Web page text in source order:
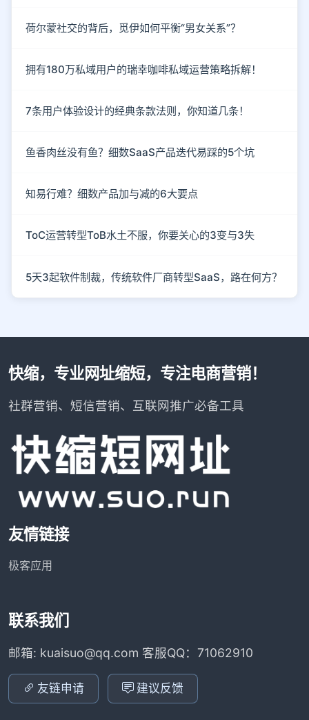
荷尔蒙社交的背后，觅伊如何平衡“男女关系”？
拥有180万私域用户的瑞幸咖啡私域运营策略拆解！
7条用户体验设计的经典条款法则，你知道几条！
鱼香肉丝没有鱼？细数SaaS产品迭代易踩的5个坑
知易行难？细数产品加与减的6大要点
ToC运营转型ToB水土不服，你要关心的3变与3失
5天3起软件制裁，传统软件厂商转型SaaS，路在何方？
快缩，专业网址缩短，专注电商营销！
社群营销、短信营销、互联网推广必备工具
友情链接
极客应用
联系我们
邮箱: kuaisuo@qq.com 客服QQ：71062910
友链申请 建议反馈